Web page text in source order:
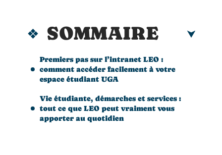
SOMMAIRE
Premiers pas sur l’intranet LEO :
comment accéder facilement à votre
espace étudiant UGA
Vie étudiante, démarches et services :
tout ce que LEO peut vraiment vous
apporter au quotidien